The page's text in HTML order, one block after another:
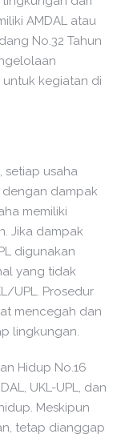
AMDAL atau
No.32 Tahun
untuk kegiatan di
setiap usaha
dengan dampak
memiliki
Jika dampak
digunakan
yang tidak
UPL. Prosedur
mencegah dan
lingkungan.
Hidup No.16
UKL-UPL, dan
Meskipun
tetap dianggap